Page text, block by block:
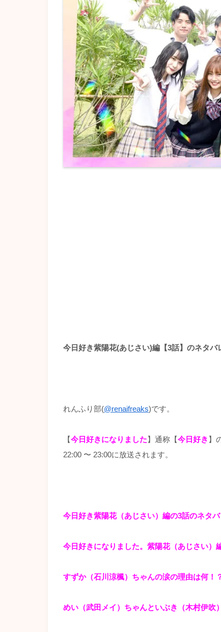
今日好き紫陽花(あじさい)編【3話】のネタ
れんふり部(@renaifreaks)です。
【今日好きになりました】通称【今日好き 】
22:00 〜 23:00に放送されます。
今日好き紫陽花（あじさい）編の3話のネタ
今日好きになりました。紫陽花（あじさい）
すずか（石川涼楓）ちゃんの涙の理由は何！
めい（武田メイ）ちゃんといぶき（木村伊吹